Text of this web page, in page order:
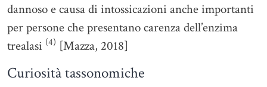
dannoso e causa di intossicazioni anche importanti
per persone che presentano carenza dell’enzima
trealasi (4) [Mazza, 2018]
Curiosità tassonomiche